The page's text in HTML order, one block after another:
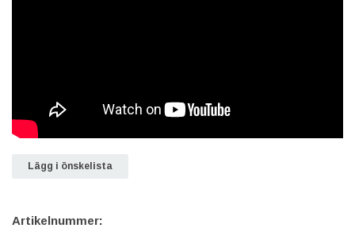
Lägg i önskelista
Artikelnummer: